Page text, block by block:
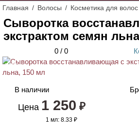
Главная Волосы Косметика для волос
Сыворотка
экстрактом семян
0 / 0
ХИТ
В наличии
Цена 1 250 ₽
1 мл:8.33 ₽